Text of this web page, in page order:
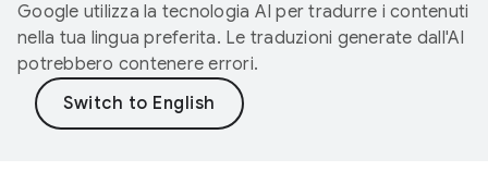
Google utilizza la tecnologia AI per tradurre i contenuti
nella tua lingua preferita. Le traduzioni generate dall'AI
potrebbero contenere errori.